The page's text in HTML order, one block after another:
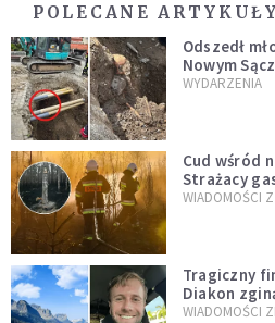
POLECANE ARTYKUŁY
Odszedł
Nowym
mężczyzny
WYDARZENIA
Cud wśród
Strażacy
WIADOMOŚCI
Tragiczny
Diakon
WIADOMOŚCI